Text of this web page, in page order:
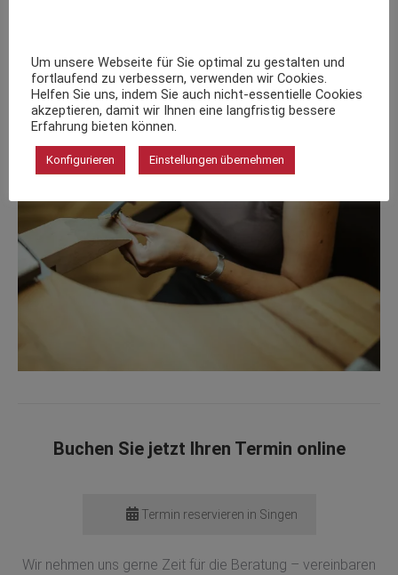
Buchen Sie jetzt Ihren Termin online
Termin reservieren in Singen
Wir nehmen uns gerne Zeit für die Beratung – vereinbaren
Um unsere Webseite für Sie optimal zu gestalten und
fortlaufend zu verbessern, verwenden wir Cookies.
Helfen Sie uns, indem Sie auch nicht-essentielle Cookies
akzeptieren, damit wir Ihnen eine langfristig bessere
Erfahrung bieten können.
Konfigurieren Einstellungen übernehmen